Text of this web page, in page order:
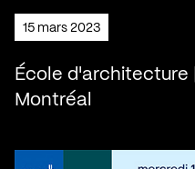
15 mars 2023
École d'architecture
Montréal